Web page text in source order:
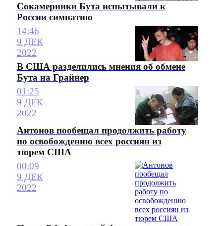
Сокамерники Бута испытывали к
России симпатию
14:46
9 ДЕК
2022
В США разделились мнения об обмене
Бута на Грайнер
01:25
9 ДЕК
2022
Антонов пообещал продолжить работу
по освобождению всех россиян из
тюрем США
00:09
9 ДЕК
2022